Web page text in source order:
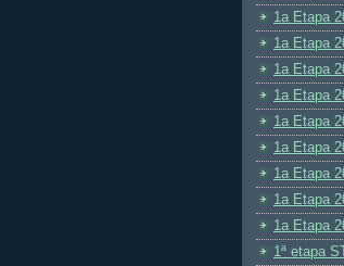
1a Etapa
1a Etapa
1a Etapa
1a Etapa
1a Etapa
1a Etapa
1a Etapa
1a Etapa
1a Etapa
1ª etapa